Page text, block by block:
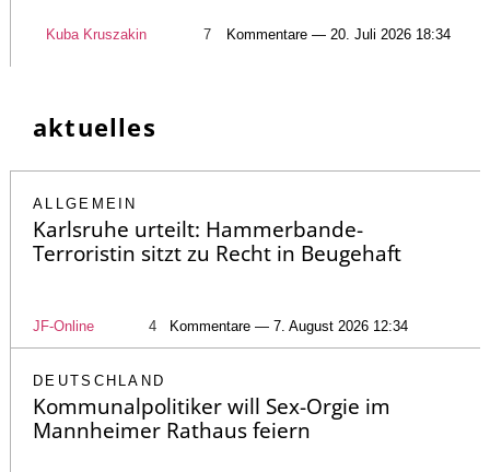
Kuba Kruszakin 7 Kommentare — 20. Juli 2026 18:34
aktuelles
ALLGEMEIN
Karlsruhe urteilt: Hammerbande-
Terroristin sitzt zu Recht in Beugehaft
JF-Online 4 Kommentare — 7. August 2026 12:34
DEUTSCHLAND
Kommunalpolitiker will Sex-Orgie im
Mannheimer Rathaus feiern